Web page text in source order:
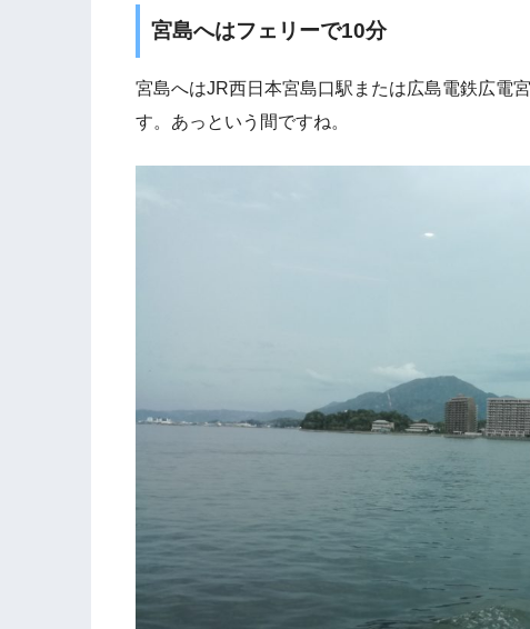
宮島へはフェリーで10分
宮島へはJR西日本宮島口駅または広島電鉄広電
す。あっという間ですね。